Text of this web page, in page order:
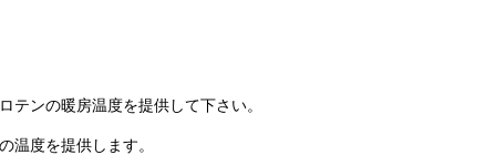
テンの暖房温度を提供して下さい。
温度を提供します。